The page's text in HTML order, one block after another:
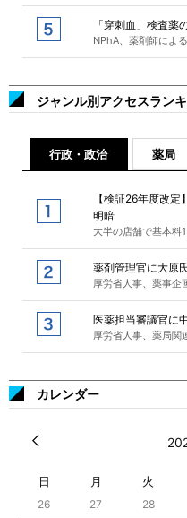
「穿刺血」検査薬
NPhA、薬剤師によ
ジャンル別アクセスラン
行政・政治 薬局
【検証26年度改
明暗
大半の店舗で基本料
薬剤管理官に大原
厚労省人事、薬事企
医薬担当審議官に
厚労省人事、薬局関
カレンダー
日 月 火
26 27 28